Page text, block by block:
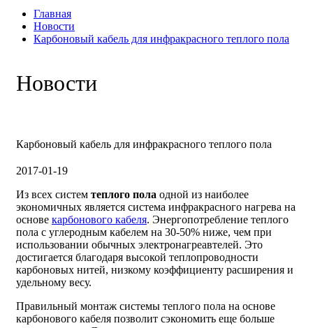
Главная
Новости
Карбоновый кабель для инфракрасного теплого пола
Новости
Карбоновый кабель для инфракрасного теплого пола
2017-01-19
Из всех систем теплого пола одной из наиболее
экономичных является система инфракрасного нагрева на
основе карбонового кабеля. Энергопотребление теплого
пола с углеродным кабелем на 30-50% ниже, чем при
использовании обычных электронагреавтелей. Это
достигается благодаря высокой теплопроводности
карбоновых нитей, низкому коэффициенту расширения и
удельному весу.
Правильный монтаж системы теплого пола на основе
карбонового кабеля позволит сэкономить еще больше